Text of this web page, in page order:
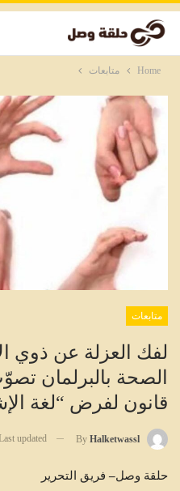
Home متابعات
متابعات
لفك العزلة عن ذوي
الصحة بالبرلمان
قانون لفرض “لغة
By Halketwassl
updated
حلقة وصل– فريق التحرير